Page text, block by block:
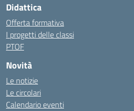
Didattica
Offerta formativa
I progetti delle classi
PTOF
Novità
Le notizie
Le circolari
Calendario eventi